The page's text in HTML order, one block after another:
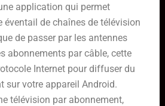
application qui permet
éventail de chaînes de télévision
de passer par les antennes
abonnements par câble, cette
Internet pour diffuser du
sur votre appareil Android.
télévision par abonnement,